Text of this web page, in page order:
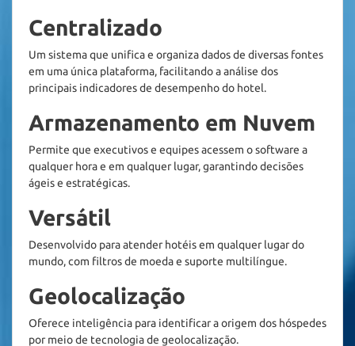
Centralizado
Um sistema que unifica e organiza dados de diversas fontes
em uma única plataforma, facilitando a análise dos
principais indicadores de desempenho do hotel.
Armazenamento em Nuvem
Permite que executivos e equipes acessem o software a
qualquer hora e em qualquer lugar, garantindo decisões
ágeis e estratégicas.
Versátil
Desenvolvido para atender hotéis em qualquer lugar do
mundo, com filtros de moeda e suporte multilíngue.
Geolocalização
Oferece inteligência para identificar a origem dos hóspedes
por meio de tecnologia de geolocalização.